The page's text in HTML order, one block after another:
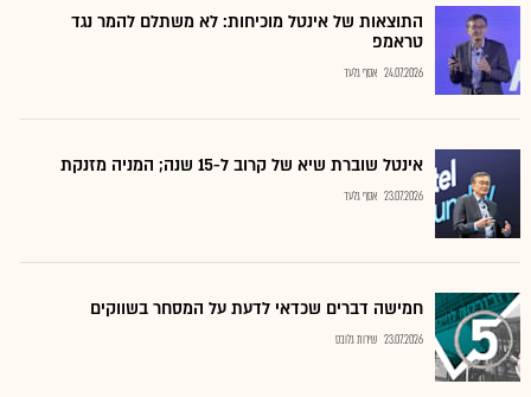
התוצאות של אינטל מוכיחות: לא משתלם להמר נגד
טראמפ
24.07.2026 אסף גלעד
אינטל שוברת שיא של קרוב ל-15 שנה; המניה מזנקת
23.07.2026 אסף גלעד
חמישה דברים שכדאי לדעת על המסחר בשווקים
23.07.2026 שירות גלובס